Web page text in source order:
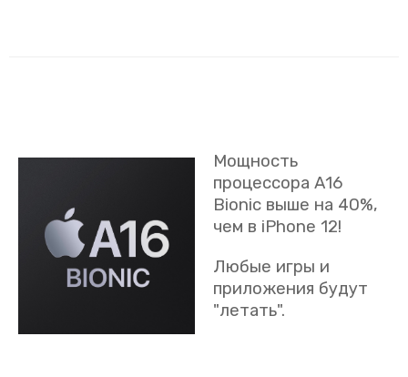
Мощность
процессора A16
Bionic выше на 40%,
чем в iPhone 12!
Любые игры и
приложения будут
"летать".